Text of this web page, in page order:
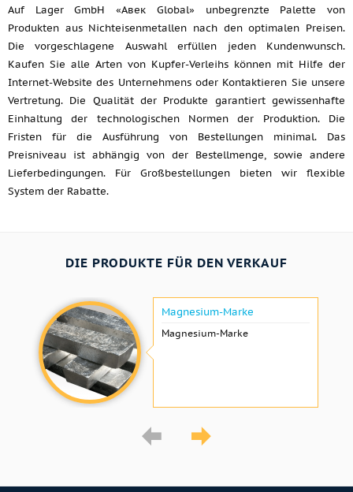
Auf Lager GmbH «Авек Global» unbegrenzte Palette von
Produkten aus Nichteisenmetallen nach den optimalen Preisen.
Die vorgeschlagene Auswahl erfüllen jeden Kundenwunsch.
Kaufen Sie alle Arten von Kupfer-Verleihs können mit Hilfe der
Internet-Website des Unternehmens oder Kontaktieren Sie unsere
Vertretung. Die Qualität der Produkte garantiert gewissenhafte
Einhaltung der technologischen Normen der Produktion. Die
Fristen für die Ausführung von Bestellungen minimal. Das
Preisniveau ist abhängig von der Bestellmenge, sowie andere
Lieferbedingungen. Für Großbestellungen bieten wir flexible
System der Rabatte.
DIE PRODUKTE FÜR DEN VERKAUF
Magnesium-Marke
Magnesium-Marke